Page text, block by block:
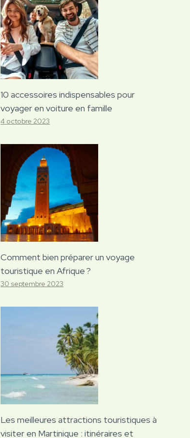
10 accessoires indispensables pour
voyager en voiture en famille
4 octobre 2023
Comment bien préparer un voyage
touristique en Afrique ?
30 septembre 2023
Les meilleures attractions touristiques à
visiter en Martinique : itinéraires et